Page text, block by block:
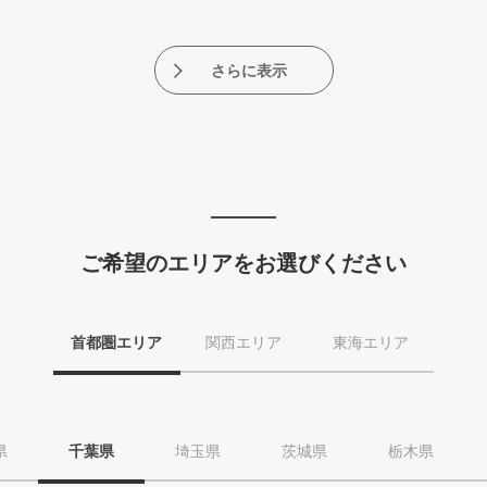
さらに表示
ご希望のエリアをお選びください
首都圏エリア 関西エリア 東海エリア
千葉県 埼玉県 茨城県 栃木県